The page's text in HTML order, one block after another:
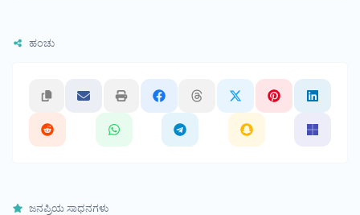
ಹಂಚು
ಜನಪ್ರಿಯ ಸಾಧನಗಳು